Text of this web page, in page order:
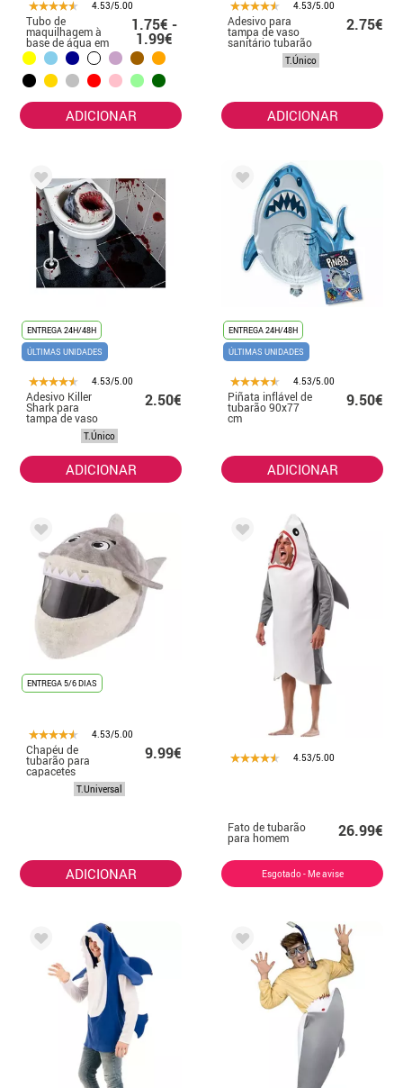
4.53/5.00
Tubo de
maquilhagem à
base de água em
várias cores 20
ml
1.75€ -
1.99€
ADICIONAR
4.53/5.00
Adesivo para
tampa de vaso
sanitário tubarão
2.75€
T.Único
ADICIONAR
ENTREGA 24H/48H
ÚLTIMAS UNIDADES
4.53/5.00
Adesivo Killer
Shark para
tampa de vaso
sanitário 30x40
2.50€
T.Único
ADICIONAR
ENTREGA 24H/48H
ÚLTIMAS UNIDADES
4.53/5.00
Piñata inflável de
tubarão 90x77
cm
9.50€
ADICIONAR
ENTREGA 5/6 DIAS
4.53/5.00
Chapéu de
tubarão para
capacetes
integrais de
motocicleta
9.99€
T.Universal
ADICIONAR
4.53/5.00
Fato de tubarão
para homem 26.99€
Esgotado - Me avise